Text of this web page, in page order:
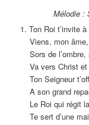
Mélodie :
1. Ton Roi t’invite
Viens, mon
Sors de l’ombre,
Va vers Christ et
Ton Seigneur
A son grand
Le Roi qui régit
Te sert d’une